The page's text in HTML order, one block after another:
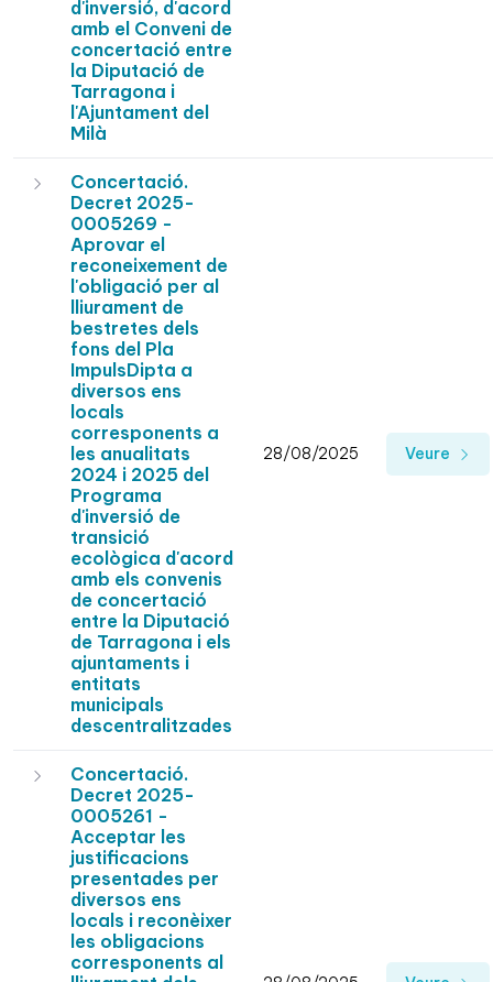
d'inversió, d'acord
amb el Conveni de
concertació entre
la Diputació de
Tarragona i
l'Ajuntament del
Milà
Concertació.
Decret 2025-
0005269 -
Aprovar el
reconeixement de
l'obligació per al
lliurament de
bestretes dels
fons del Pla
ImpulsDipta a
diversos ens
locals
corresponents a
les anualitats
2024 i 2025 del
Programa
d'inversió de
transició
ecològica d'acord
amb els convenis
de concertació
entre la Diputació
de Tarragona i els
ajuntaments i
entitats
municipals
descentralitzades
28/08/2025 Veure
Concertació.
Decret 2025-
0005261 -
Acceptar les
justificacions
presentades per
diversos ens
locals i reconèixer
les obligacions
corresponents al